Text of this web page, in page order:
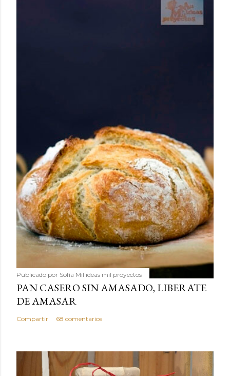
Publicado por Sofía Mil ideas mil proyectos
PAN CASERO SIN AMASADO, LIBERATE
DE AMASAR
Compartir 68 comentarios